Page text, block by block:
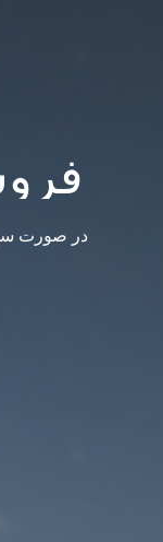
در صورت